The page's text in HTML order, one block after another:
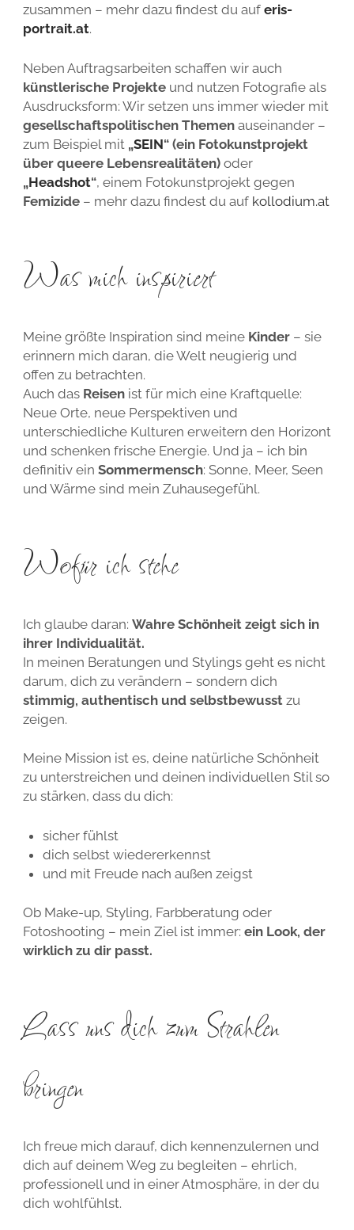
zusammen – mehr dazu findest du auf eris-
portrait.at.
Neben Auftragsarbeiten schaffen wir auch
künstlerische Projekteund nutzen Fotografie als
Ausdrucksform: Wir setzen uns immer wieder mit
gesellschaftspolitischen Themenauseinander –
zum Beispiel mit „SEIN“ (ein Fotokunstprojekt
über queere Lebensrealitäten)oder
„Headshot“, einem Fotokunstprojekt gegen
Femizide – mehr dazu findest du auf kollodium.at
Was mich inspiriert
Meine größte Inspiration sind meine Kinder– sie
erinnern mich daran, die Welt neugierig und
offen zu betrachten.
Auch das Reisenist für mich eine Kraftquelle:
Neue Orte, neue Perspektiven und
unterschiedliche Kulturen erweitern den Horizont
und schenken frische Energie. Und ja – ich bin
definitiv ein Sommermensch: Sonne, Meer, Seen
und Wärme sind mein Zuhausegefühl.
Wofür ich stehe
Ich glaube daran: Wahre Schönheit zeigt sich in
ihrer Individualität.
In meinen Beratungen und Stylings geht es nicht
darum, dich zu verändern – sondern dich
stimmig, authentisch und selbstbewusstzu
zeigen.
Meine Mission ist es, deine natürliche Schönheit
zu unterstreichen und deinen individuellen Stil so
zu stärken, dass du dich:
sicher fühlst
dich selbst wiedererkennst
und mit Freude nach außen zeigst
Ob Make-up, Styling, Farbberatung oder
Fotoshooting – mein Ziel ist immer: ein Look, der
wirklich zu dir passt.
Lass uns dich zum Strahlen
bringen
Ich freue mich darauf, dich kennenzulernen und
dich auf deinem Weg zu begleiten – ehrlich,
professionell und in einer Atmosphäre, in der du
dich wohlfühlst.